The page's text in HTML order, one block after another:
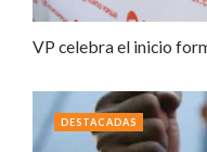
VP celebra el inicio
DESTACADAS